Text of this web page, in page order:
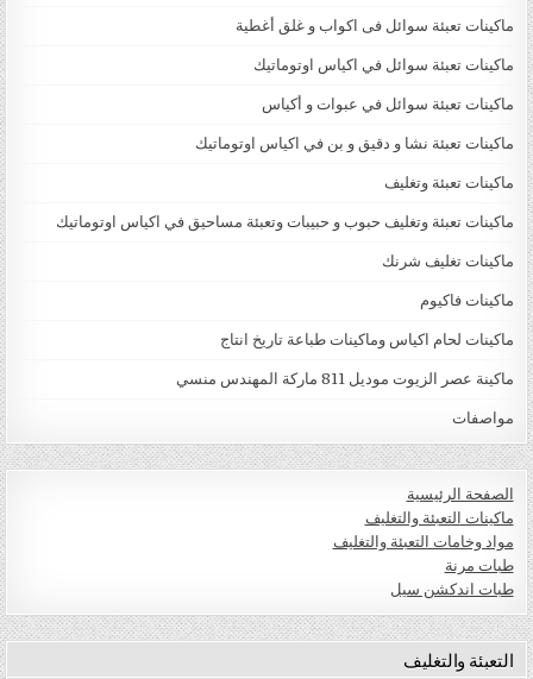
ماكينات تعبئة سوائل فى اكواب و غلق أغطية
ماكينات تعبئة سوائل في اكياس اوتوماتيك
ماكينات تعبئة سوائل في عبوات و أكياس
ماكينات تعبئة نشا و دقيق و بن في اكياس اوتوماتيك
ماكينات تعبئة وتغليف
ماكينات تعبئة وتغليف حبوب و حبيبات وتعبئة مساحيق في اكياس اوتوماتيك
ماكينات تغليف شرنك
ماكينات فاكيوم
ماكينات لحام اكياس وماكينات طباعة تاريخ انتاج
ماكينة عصر الزيوت موديل 811 ماركة المهندس منسي
مواصفات
الصفحة الرئيسية
ماكينات التعبئة والتغليف
مواد وخامات التعبئة والتغليف
طبات مرنة
طبات اندكشن سيل
التعبئة والتغليف